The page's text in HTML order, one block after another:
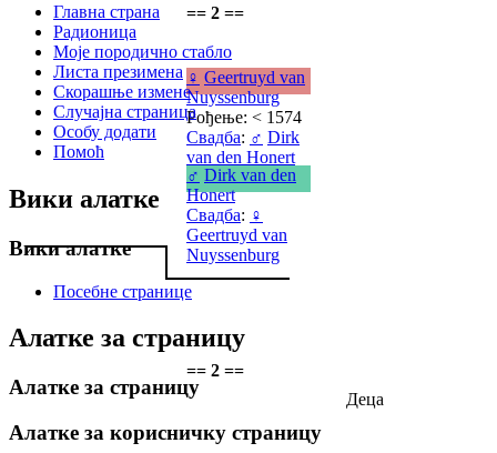
== 2 ==
♀ Geertruyd van
Nuyssenburg
Рођење: < 1574
Свадба: ♂ Dirk
van den Honert
♂ Dirk van den
Honert
Свадба: ♀
Geertruyd van
Nuyssenburg
== 2 ==
Деца
Главна страна
Радионица
Моје породично стабло
Листа презимена
Скорашње измене
Случајна страница
Особу додати
Помоћ
Вики алатке
Вики алатке
Посебне странице
Алатке за страницу
Алатке за страницу
Алатке за корисничку страницу